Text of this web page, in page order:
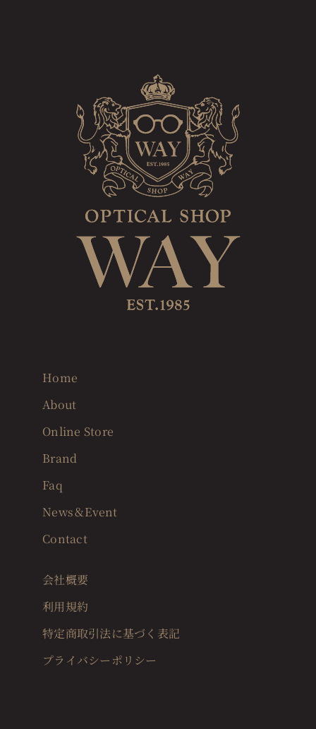
Home
About
Online Store
Brand
Faq
News＆Event
Contact
会社概要
利用規約
特定商取引法に基づく表記
プライバシーポリシー